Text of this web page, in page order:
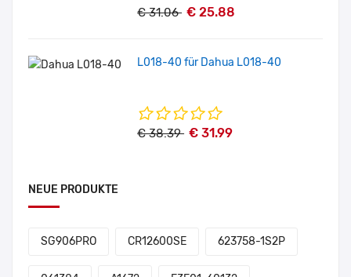
€ 31.06 € 25.88
L018-40 für Dahua L018-40
€ 38.39 € 31.99
NEUE PRODUKTE
SG906PRO CR12600SE 623758-1S2P